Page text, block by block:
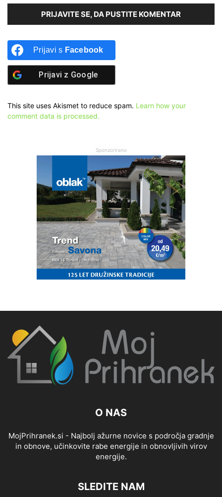
PRIJAVITE SE, DA PUSTITE KOMENTAR
Prijavi s Facebook
Prijavi z Google
This site uses Akismet to reduce spam. Learn how your
comment data is processed.
Sponzorirano
O NAS
MojPrihranek.si - Najbolj ažurne novice s področja gradnje
in obnove, učinkovite rabe energije in obnovljivih virov
energije.
SLEDITE NAM